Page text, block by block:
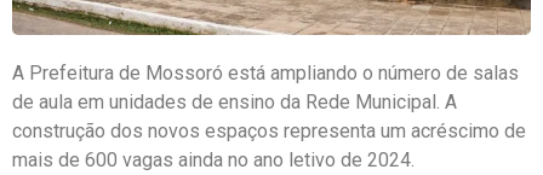
A Prefeitura de Mossoró está ampliando o número de salas
de aula em unidades de ensino da Rede Municipal. A
construção dos novos espaços representa um acréscimo de
mais de 600 vagas ainda no ano letivo de 2024.